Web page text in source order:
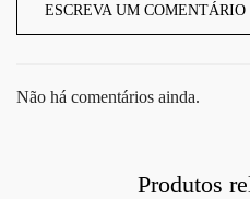
ESCREVA UM COMENTÁRIO
Não há comentários ainda.
Produtos